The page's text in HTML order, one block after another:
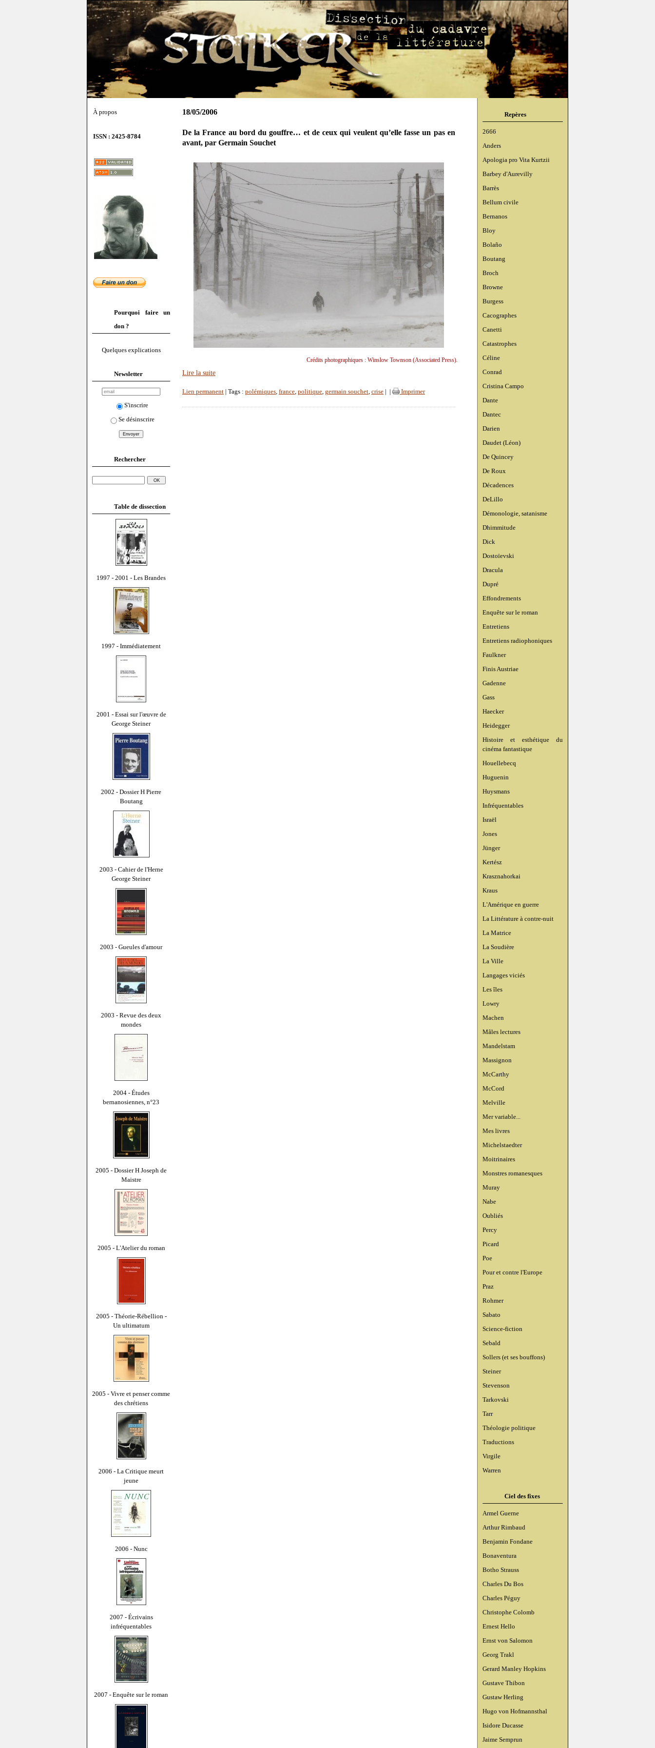
À propos
ISSN : 2425-8784
Pourquoi faire un
don ?
Quelques explications
Newsletter
S'inscrire
Se désinscrire
Rechercher
Table de dissection
1997 - 2001 - Les Brandes
1997 - Immédiatement
2001 - Essai sur l'œuvre de
George Steiner
2002 - Dossier H Pierre
Boutang
2003 - Cahier de l'Herne
George Steiner
2003 - Gueules d'amour
2003 - Revue des deux
mondes
2004 - Études
bernanosiennes, n°23
2005 - Dossier H Joseph de
Maistre
2005 - L'Atelier du roman
2005 - Théorie-Rébellion -
Un ultimatum
2005 - Vivre et penser comme
des chrétiens
2006 - La Critique meurt
jeune
2006 - Nunc
2007 - Écrivains
infréquentables
2007 - Enquête sur le roman
Repères
2666
Anders
Apologia pro Vita Kurtzii
Barbey d'Aurevilly
Barrès
Bellum civile
Bernanos
Bloy
Bolaño
Boutang
Broch
Browne
Burgess
Cacographes
Canetti
Catastrophes
Céline
Conrad
Cristina Campo
Dante
Dantec
Darien
Daudet (Léon)
De Quincey
De Roux
Décadences
DeLillo
Démonologie, satanisme
Dhimmitude
Dick
Dostoïevski
Dracula
Dupré
Effondrements
Enquête sur le roman
Entretiens
Entretiens radiophoniques
Faulkner
Finis Austriae
Gadenne
Gass
Haecker
Heidegger
Histoire et esthétique du
cinéma fantastique
Houellebecq
Huguenin
Huysmans
Infréquentables
Israël
Jones
Jünger
Kertész
Krasznahorkai
Kraus
L'Amérique en guerre
La Littérature à contre-nuit
La Matrice
La Soudière
La Ville
Langages viciés
Les îles
Lowry
Machen
Mâles lectures
Mandelstam
Massignon
McCarthy
McCord
Melville
Mer variable...
Mes livres
Michelstaedter
Moitrinaires
Monstres romanesques
Muray
Nabe
Oubliés
Percy
Picard
Poe
Pour et contre l'Europe
Praz
Rohmer
Sabato
Science-fiction
Sebald
Sollers (et ses bouffons)
Steiner
Stevenson
Tarkovski
Tarr
Théologie politique
Traductions
Virgile
Warren
Ciel des fixes
Armel Guerne
Arthur Rimbaud
Benjamin Fondane
Bonaventura
Botho Strauss
Charles Du Bos
Charles Péguy
Christophe Colomb
Ernest Hello
Ernst von Salomon
Georg Trakl
Gerard Manley Hopkins
Gustave Thibon
Gustaw Herling
Hugo von Hofmannsthal
Isidore Ducasse
Jaime Semprun
18/05/2006
De la France au bord du gouffre… et de ceux qui veulent qu’elle fasse un pas en
avant, par Germain Souchet
Crédits photographiques : Winslow Townson (Associated Press).
Lire la suite
Lien permanent | Tags : polémiques, france, politique, germain souchet, crise Imprimer